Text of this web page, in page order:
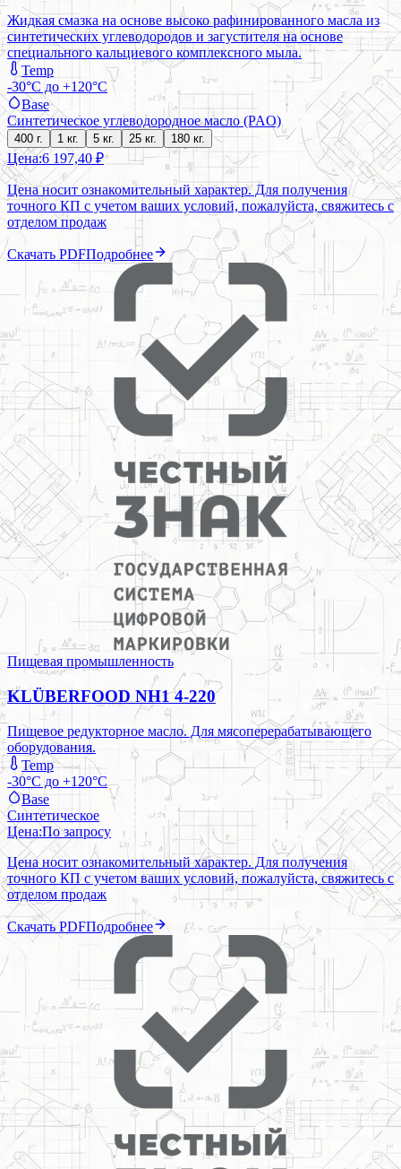
Жидкая смазка на основе высоко рафинированного масла из
синтетических углеводородов и загустителя на основе
специального кальциевого комплексного мыла.
Temp
-30°C до +120°C
Base
Синтетическое углеводородное масло (PAO)
400 г. 1 кг. 5 кг. 25 кг. 180 кг.
Цена:6 197,40 ₽
Цена носит ознакомительный характер. Для получения
точного КП с учетом ваших условий, пожалуйста, свяжитесь с
отделом продаж
Скачать PDFПодробнее
Пищевая промышленность
KLÜBERFOOD NH1 4-220
Пищевое редукторное масло. Для мясоперерабатывающего
оборудования.
Temp
-30°C до +120°C
Base
Синтетическое
Цена:По запросу
Цена носит ознакомительный характер. Для получения
точного КП с учетом ваших условий, пожалуйста, свяжитесь с
отделом продаж
Скачать PDFПодробнее